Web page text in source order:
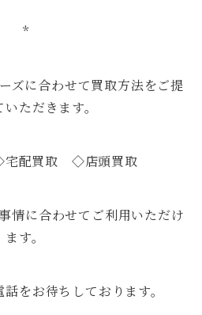
*
ズに合わせて買取方法をご提
ただきます。
配買取 ◇店頭買取
情に合わせてご利用いただけ
ます。
をお待ちしております。